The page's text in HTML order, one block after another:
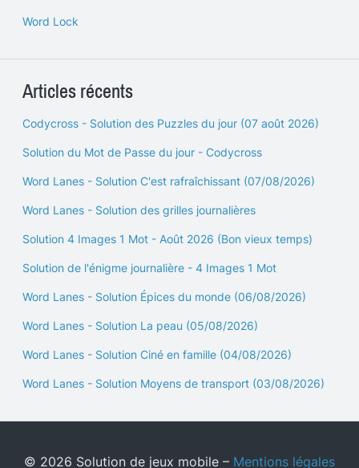
Word Lock
Articles récents
Codycross - Solution des Puzzles du jour (07 août 2026)
Solution du Mot de Passe du jour - Codycross
Word Lanes - Solution C'est rafraîchissant (07/08/2026)
Word Lanes - Solution des grilles journalières
Solution 4 Images 1 Mot - Août 2026 (Bon vieux temps)
Solution de l'énigme journalière - 4 Images 1 Mot
Word Lanes - Solution Épices du monde (06/08/2026)
Word Lanes - Solution La peau (05/08/2026)
Word Lanes - Solution Ciné en famille (04/08/2026)
Word Lanes - Solution Moyens de transport (03/08/2026)
© 2026 Solution de jeux mobile – Mentions légales